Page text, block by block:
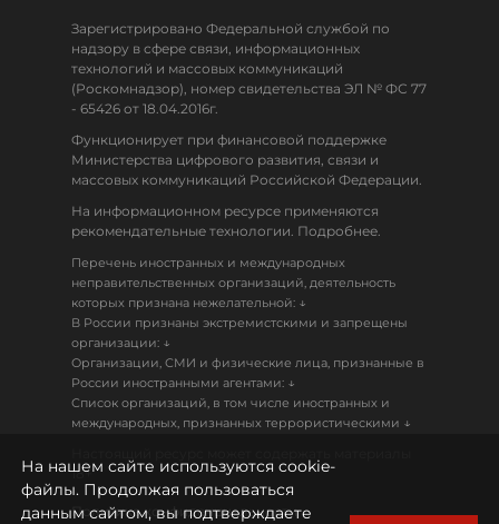
Зарегистрировано Федеральной службой по
надзору в сфере связи, информационных
технологий и массовых коммуникаций
(Роскомнадзор), номер свидетельства ЭЛ № ФС 77
- 65426 от 18.04.2016г.
Функционирует при финансовой поддержке
Министерства цифрового развития, связи и
массовых коммуникаций Российской Федерации.
На информационном ресурсе применяются
рекомендательные технологии. Подробнее.
Перечень иностранных и международных
неправительственных организаций, деятельность
которых признана нежелательной: ↓
В России признаны экстремистскими и запрещены
организации: ↓
Организации, СМИ и физические лица, признанные в
России иностранными агентами: ↓
Список организаций, в том числе иностранных и
международных, признанных террористическими ↓
18+
Политика конфиденциальности
На нашем сайте используются cookie-
файлы. Продолжая пользоваться
данным сайтом, вы подтверждаете